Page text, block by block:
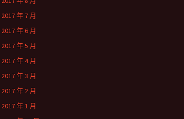
2017 年 7 月
2017 年 6 月
2017 年 5 月
2017 年 4 月
2017 年 3 月
2017 年 2 月
2017 年 1 月